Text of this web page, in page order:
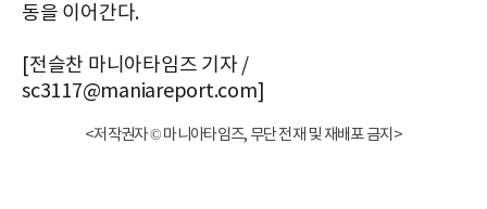
동을 이어간다.
[전슬찬 마니아타임즈 기자 /
sc3117@maniareport.com]
<저작권자 © 마니아타임즈, 무단 전재 및 재배포 금지>